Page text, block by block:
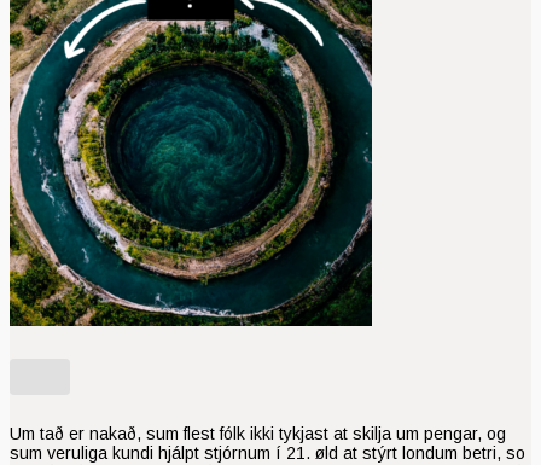
Um tað er nakað, sum flest fólk ikki tykjast at skilja um pengar, og
sum veruliga kundi hjálpt stjórnum í 21. øld at stýrt londum betri, so